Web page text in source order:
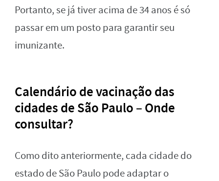
Portanto, se já tiver acima de 34 anos é só
passar em um posto para garantir seu
imunizante.
Calendário de vacinação das
cidades de São Paulo – Onde
consultar?
Como dito anteriormente, cada cidade do
estado de São Paulo pode adaptar o